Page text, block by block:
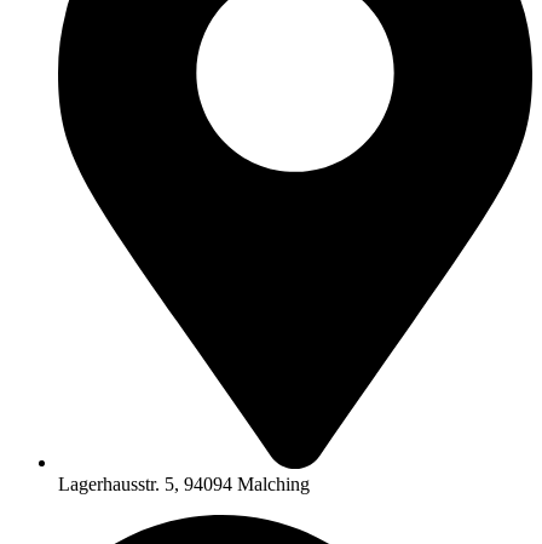
Lagerhausstr. 5, 94094 Malching